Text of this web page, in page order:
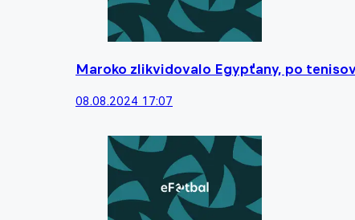
Maroko zlikvidovalo Egypťany, po
08.08.2024 17:07